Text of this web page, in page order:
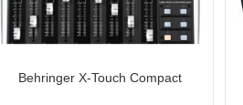
Behringer X-Touch Compact